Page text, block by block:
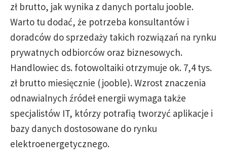
zł brutto, jak wynika z danych portalu jooble.
Warto tu dodać, że potrzeba konsultantów i
doradców do sprzedaży takich rozwiązań na rynku
prywatnych odbiorców oraz biznesowych.
Handlowiec ds. fotowoltaiki otrzymuje ok. 7,4 tys.
zł brutto miesięcznie (jooble). Wzrost znaczenia
odnawialnych źródeł energii wymaga także
specjalistów IT, którzy potrafią tworzyć aplikacje i
bazy danych dostosowane do rynku
elektroenergetycznego.